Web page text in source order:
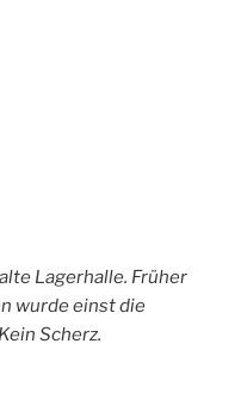
Lagerhalle. Früher
wurde einst die
Scherz.